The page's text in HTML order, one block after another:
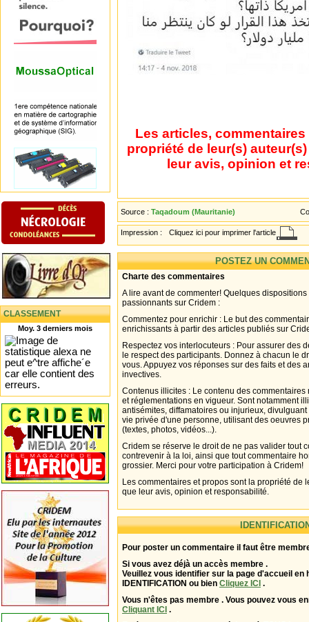
CLASSEMENT
Moy. 3 derniers mois
Les articles,
propriété de leur(s)
leur avis, opinion et
Source : Taqadoum (Mauritanie)
Impression : Cliquez ici pour imprimer l'article
POSTEZ UN
Charte des commentaires
A lire avant de commenter! Quelques
passionnants sur Cridem :
Commentez pour enrichir : Le but des
enrichissants à partir des articles publiés sur
Respectez vos interlocuteurs : Pour assurer des
le respect des participants. Donnez à chacun le
vous. Appuyez vos réponses sur des faits et des
invectives.
Contenus illicites : Le contenu des
et réglementations en vigueur. Sont notamment
antisémites, diffamatoires ou injurieux,
vie privée d'une personne, utilisant des oeuvres
(textes, photos, vidéos...).
Cridem se réserve le droit de ne pas valider tout
contrevenir à la loi, ainsi que tout commentaire
grossier. Merci pour votre participation à Cridem!
Les commentaires et propos sont la propriété de
que leur avis, opinion et responsabilité.
Pour poster un commentaire il faut être
Si vous avez déjà un accès membre .
Veuillez vous identifier sur la page d'accueil en
IDENTIFICATION ou bien Cliquez ICI .
Vous n'êtes pas membre . Vous pouvez vous
Cliquant ICI .